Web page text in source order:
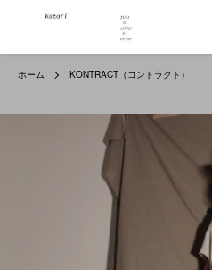
ホーム KONTRACT（コントラクト）